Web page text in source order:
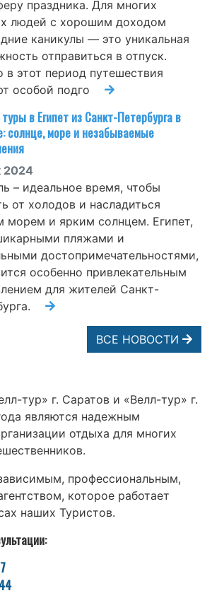
праздника. Для многих
людей с хорошим доходом
каникулы — это уникальная
отправиться в отпуск.
в этот период путешествия
особой подго
туры в Египет из Санкт-Петербурга в
солнце, море и незабываемые
2024
– идеальное время, чтобы
от холодов и насладиться
морем и ярким солнцем. Египет,
пляжами и
достопримечательностями,
особенно привлекательным
для жителей Санкт-
ВСЕ НОВОСТИ
тур» г. Саратов и «Велл-тур» г.
являются надежным
отдыха для многих
профессиональным,
которое работает
наших Туристов.